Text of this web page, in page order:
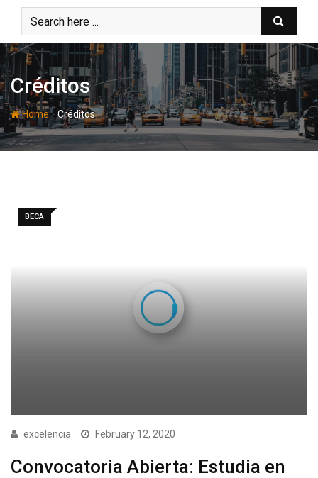
content
Créditos
Home-Créditos
BECA
excelencia February 12, 2020
Convocatoria Abierta: Estudia en